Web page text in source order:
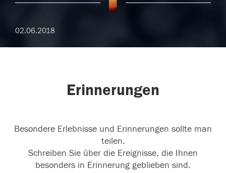
02.06.2018
Erinnerungen
Besondere Erlebnisse und Erinnerungen sollte man
teilen.
Schreiben Sie über die Ereignisse, die Ihnen
besonders in Erinnerung geblieben sind.